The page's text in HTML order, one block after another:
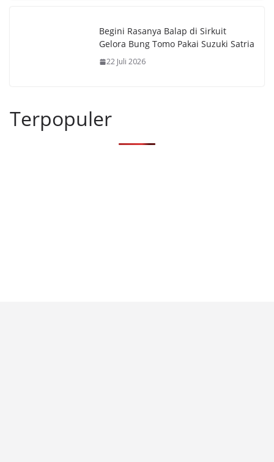
Begini Rasanya Balap di Sirkuit
Gelora Bung Tomo Pakai Suzuki Satria
22 Juli 2026
Terpopuler